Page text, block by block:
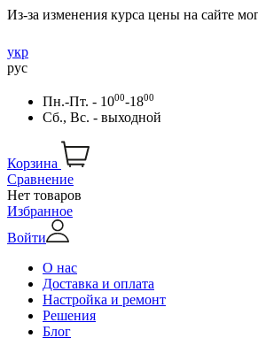
Из-за изменения курса цены на сайте
укр
рус
Пн.-Пт. - 1000-1800
Сб., Вс. - выходной
Корзина
Сравнение
Нет товаров
Избранное
Войти
О нас
Доставка и оплата
Настройка и ремонт
Решения
Блог